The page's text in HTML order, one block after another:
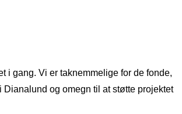
i gang. Vi er taknemmelige for de fonde,
Dianalund og omegn til at støtte projektet